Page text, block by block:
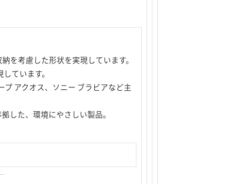
を考慮した形状を実現しています。
ています。
アクオス、ソニー ブラビアなど主
した、環境にやさしい製品。